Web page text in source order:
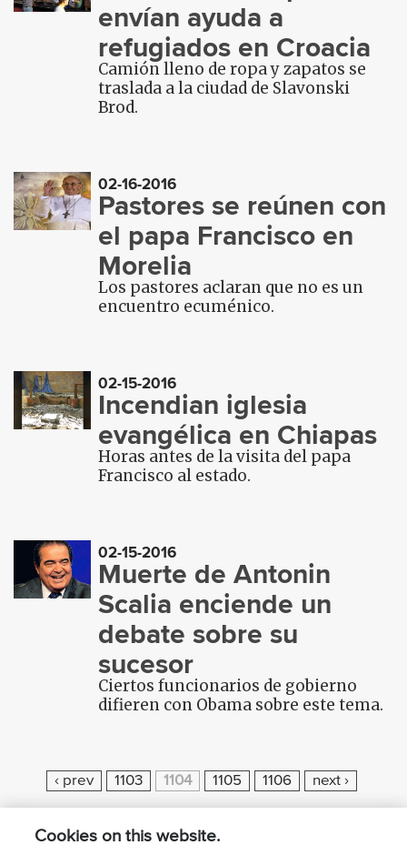
envían ayuda a
refugiados en Croacia
Camión lleno de ropa y zapatos se
traslada a la ciudad de Slavonski
Brod.
02-16-2016
Pastores se reúnen con
el papa Francisco en
Morelia
Los pastores aclaran que no es un
encuentro ecuménico.
02-15-2016
Incendian iglesia
evangélica en Chiapas
Horas antes de la visita del papa
Francisco al estado.
02-15-2016
Muerte de Antonin
Scalia enciende un
debate sobre su
sucesor
Ciertos funcionarios de gobierno
difieren con Obama sobre este tema.
A
‹ prev 1103 1104 1105 1106 next ›
Cookies on this website.